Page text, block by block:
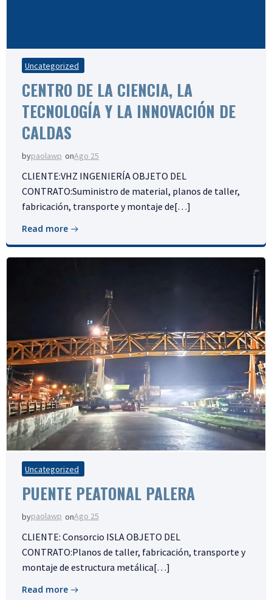
Uncategorized
CENTRO DE LA CIENCIA, LA
TECNOLOGÍA Y LA INNOVACIÓN DE
CALDAS
bypaolawp onAgo 25
CLIENTE:VHZ INGENIERÍA OBJETO DEL
CONTRATO:Suministro de material, planos de taller,
fabricación, transporte y montaje de[…]
Read more
Uncategorized
PUENTE PEATONAL PALERA
bypaolawp onAgo 25
CLIENTE: Consorcio ISLA OBJETO DEL
CONTRATO:Planos de taller, fabricación, transporte y
montaje de estructura metálica[…]
Read more